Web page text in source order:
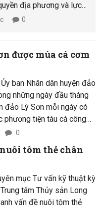
địa phương và lực
phòng ngăn cản.
0
được mùa cá cơm
ban Nhân dân huyện đảo
những ngày đầu tháng
đảo Lý Sơn mỗi ngày có
phương tiện tàu cá công
Vĩnh, An Hải, An Bình
khai thác cá cơm quế với
đến 40 tấn cá cơm tươi
0
tôm thẻ chân
mục Tư vấn kỹ thuật kỳ
tâm Thủy sản Long
vấn đề nuôi tôm thẻ